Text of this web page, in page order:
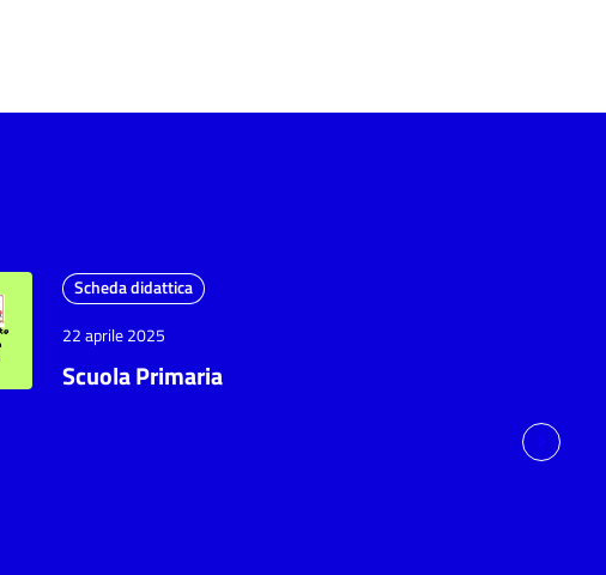
Scheda didattica
22 aprile 2025
Scuola Primaria